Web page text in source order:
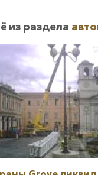
из раздела